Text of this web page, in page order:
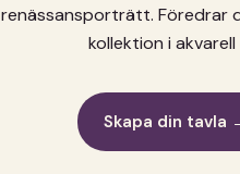
renässansporträtt. Föredrar
kollektion i
Skapa din tavla